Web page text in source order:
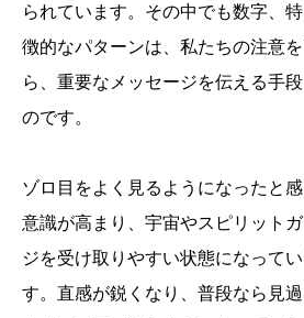
られています。その中でも数字、
徴的なパターンは、私たちの注意
ら、重要なメッセージを伝える手
のです。
ゾロ目をよく見るようになったと
意識が高まり、宇宙やスピリット
ジを受け取りやすい状態になって
す。直感が鋭くなり、普段なら見